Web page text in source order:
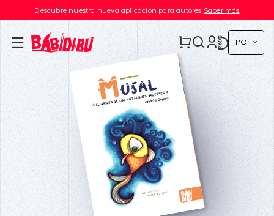
Descubre nuestra nueva aplicación para autores Saber más
PO